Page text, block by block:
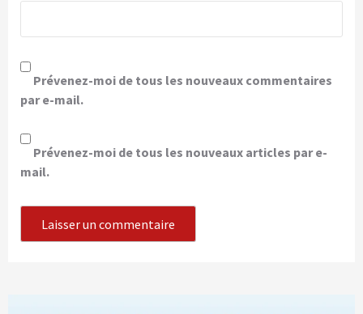
Prévenez-moi de tous les nouveaux commentaires
par e-mail.
Prévenez-moi de tous les nouveaux articles par e-
mail.